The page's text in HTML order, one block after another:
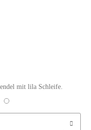
mit lila Schleife.